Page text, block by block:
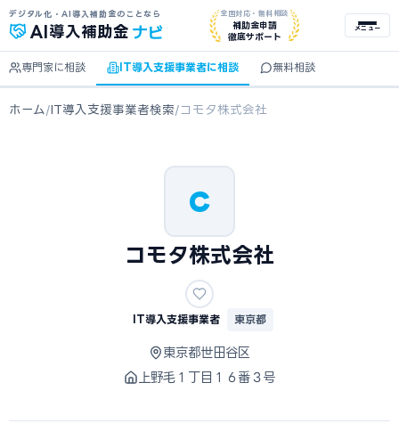
デジタル化・AI導入補助金のことなら
AI 導入補助金 ナビ
全国対応・無料相談
補助金申請
徹底サポート
メニュー
専門家に相談 IT導入支援事業者に相談 無料相談
ホーム /IT導入支援事業者検索/ コモタ株式会社
C
コモタ株式会社
IT導入支援事業者 東京都
東京都世田谷区
上野毛１丁目１６番３号